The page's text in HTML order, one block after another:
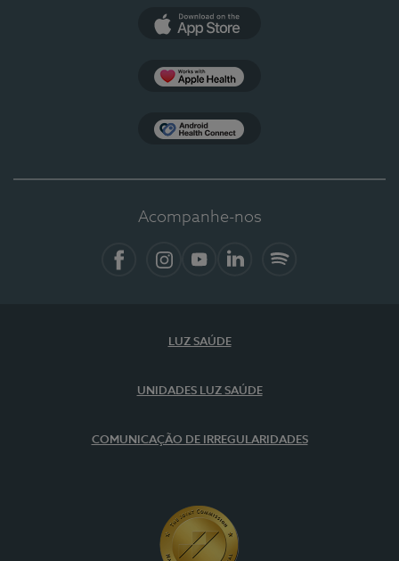
Acompanhe-nos
LUZ SAÚDE
UNIDADES LUZ SAÚDE
COMUNICAÇÃO DE IRREGULARIDADES